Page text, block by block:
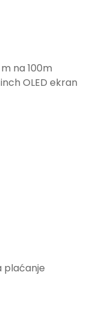
na 100m
OLED ekran
plaćanje